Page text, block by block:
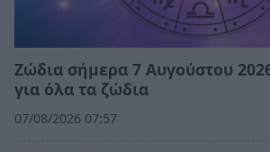
Ζώδια σήμερα 7 Αυγούστου
για όλα τα ζώδια
07/08/2026 07:57